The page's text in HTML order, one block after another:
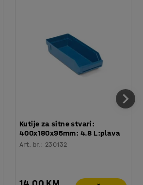
Kutije za sitne stvari:
400x180x95mm: 4.8 L:plava
Art. br.: 230132